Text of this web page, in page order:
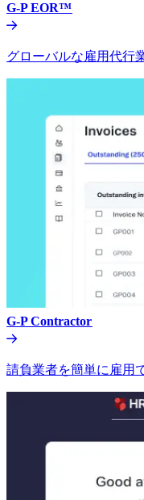
G-P EOR™​​
グローバルな雇用代行
G-P Contractor​​
請負業者を簡単に雇用